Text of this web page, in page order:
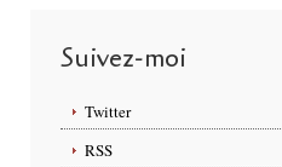
Suivez-moi
Twitter
RSS